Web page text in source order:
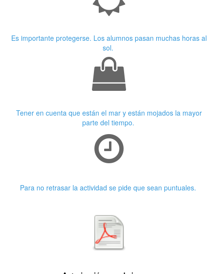
Es importante protegerse. Los alumnos pasan muchas horas al
sol.
Tener en cuenta que están el mar y están mojados la mayor
parte del tiempo.
Para no retrasar la actividad se pide que sean puntuales.